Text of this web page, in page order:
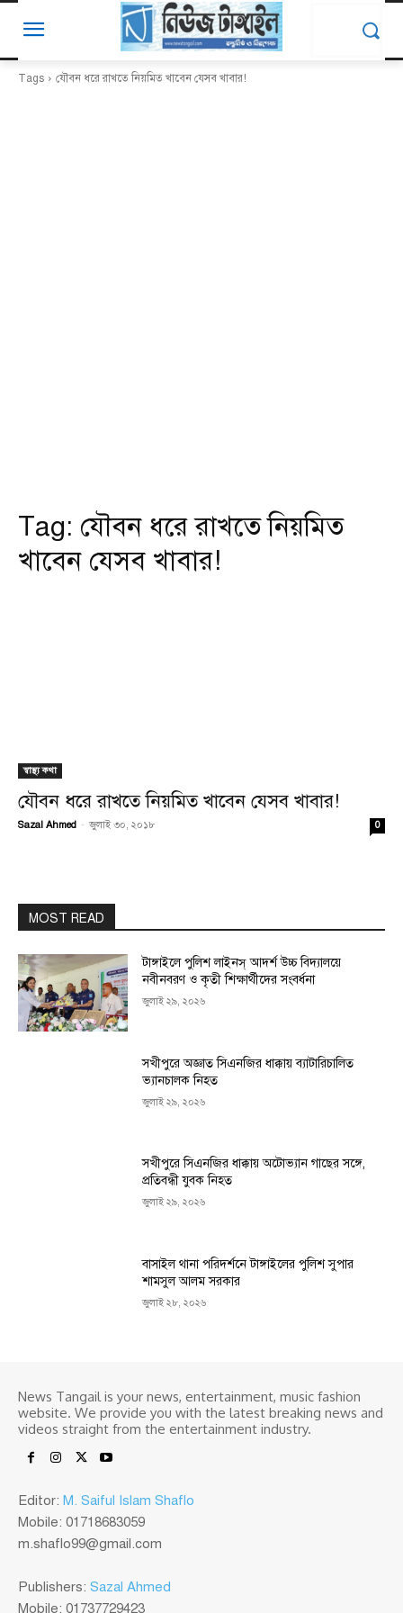
Tags যৌবন ধরে রাখতে নিয়মিত খাবেন যেসব খাবার!
Tag: যৌবন ধরে রাখতে নিয়মিত
খাবেন যেসব খাবার!
স্বাস্থ্য কথা
যৌবন ধরে রাখতে নিয়মিত খাবেন যেসব খাবার!
Sazal Ahmed - জুলাই ৩০, ২০১৮ 0
MOST READ
টাঙ্গাইলে পুলিশ লাইনস্ আদর্শ উচ্চ বিদ্যালয়ে
নবীনবরণ ও কৃতী শিক্ষার্থীদের সংবর্ধনা
জুলাই ২৯, ২০২৬
সখীপুরে অজ্ঞাত সিএনজির ধাক্কায় ব্যাটারিচালিত
ভ্যানচালক নিহত
জুলাই ২৯, ২০২৬
সখীপুরে সিএনজির ধাক্কায় অটোভ্যান গাছের সঙ্গে,
প্রতিবন্ধী যুবক নিহত
জুলাই ২৯, ২০২৬
বাসাইল থানা পরিদর্শনে টাঙ্গাইলের পুলিশ সুপার
শামসুল আলম সরকার
জুলাই ২৮, ২০২৬
News Tangail is your news, entertainment, music fashion
website. We provide you with the latest breaking news and
videos straight from the entertainment industry.
Editor: M. Saiful Islam Shaflo
Mobile: 01718683059
m.shaflo99@gmail.com
Publishers: Sazal Ahmed
Mobile: 01737729423